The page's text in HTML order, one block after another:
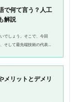
で何て言う？人工
解説
でしょう。そこで、今回
そして最先端技術の代表例
メリットとデメリ